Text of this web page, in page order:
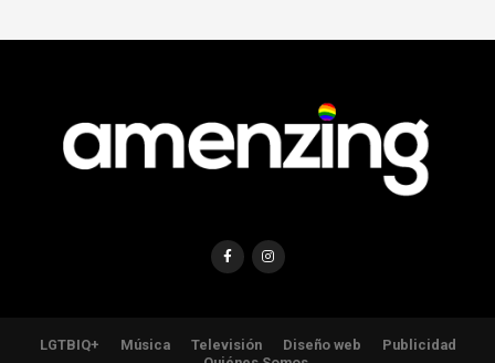
LGTBIQ+ Música Televisión Diseño web
Publicidad